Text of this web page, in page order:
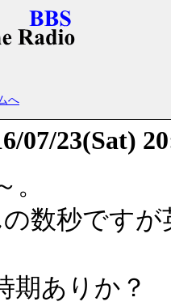
へ
07/23(Sat)
数秒ですが
期ありか？